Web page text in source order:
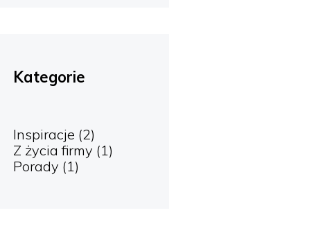
Kategorie
Inspiracje (2)
Z życia firmy (1)
Porady (1)